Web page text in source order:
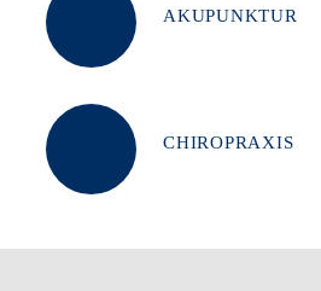
AKUPUNKTUR
CHIROPRAXIS